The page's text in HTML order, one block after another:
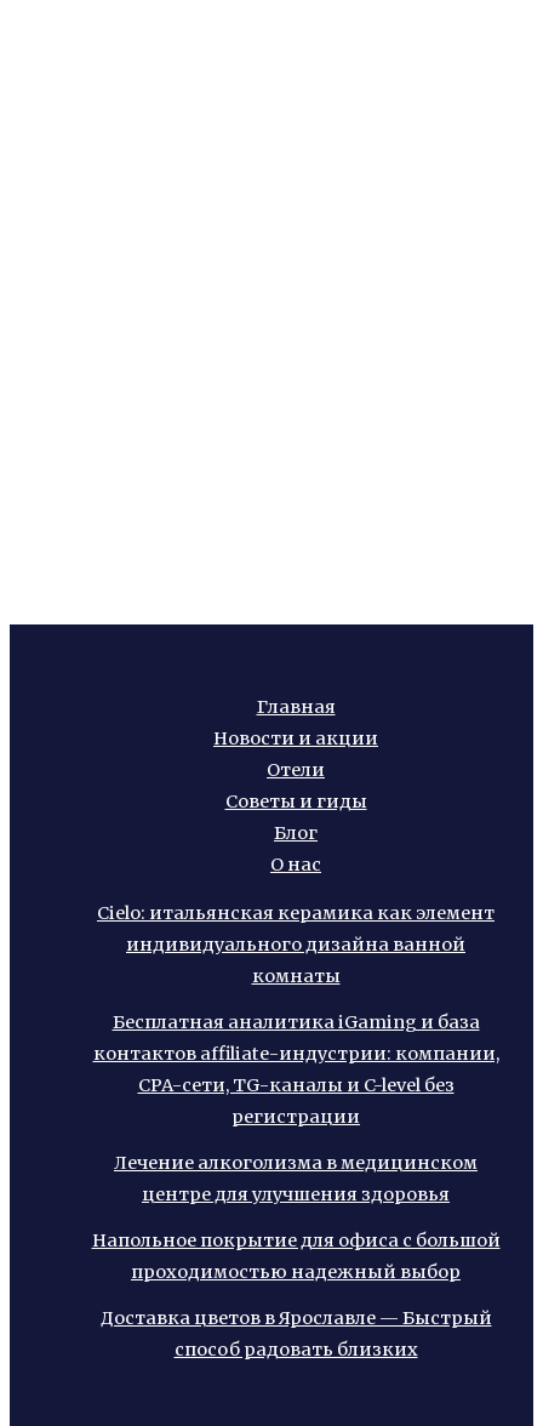
Главная
Новости и акции
Отели
Советы и гиды
Блог
О нас
Cielo: итальянская керамика как элемент
индивидуального дизайна ванной
комнаты
Бесплатная аналитика iGaming и база
контактов affiliate-индустрии: компании,
CPA-сети, TG-каналы и C-level без
регистрации
Лечение алкоголизма в медицинском
центре для улучшения здоровья
Напольное покрытие для офиса с большой
проходимостью надежный выбор
Доставка цветов в Ярославле — Быстрый
способ радовать близких